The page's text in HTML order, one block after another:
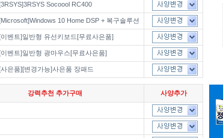
Socoool RC400
10 Home DSP + 복구솔루션
벤트]일반형 유선키보드[무료사은품]
벤트]일반형 광마우스[무료사은품]
은품][변경가능]사은품 장패드
강력추천 추가구매 사양추가